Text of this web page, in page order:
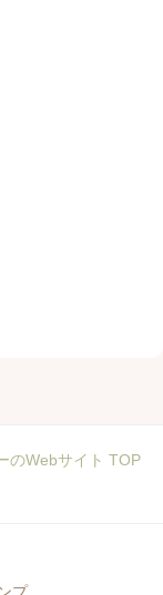
のWebサイト TOP